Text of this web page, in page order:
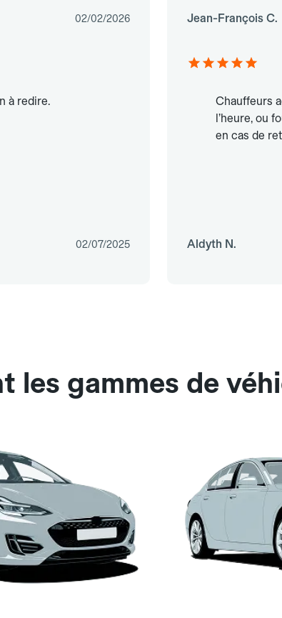
02/02/2026 Jean-François C.
à redire.
02/07/2025
Chauffeurs
l’heure, ou
en cas de
Aldyth N.
les gammes de